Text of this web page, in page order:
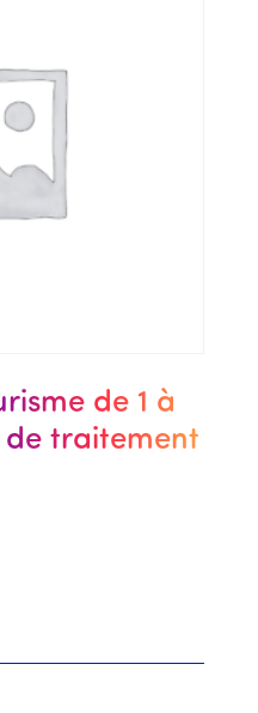
de 1 à
traitement